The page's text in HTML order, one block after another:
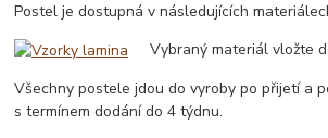
Postel je dostupná v následujících
Vybraný materiál vložte
Všechny postele jdou do vyroby po přijetí a
s termínem dodání do 4 týdnu.